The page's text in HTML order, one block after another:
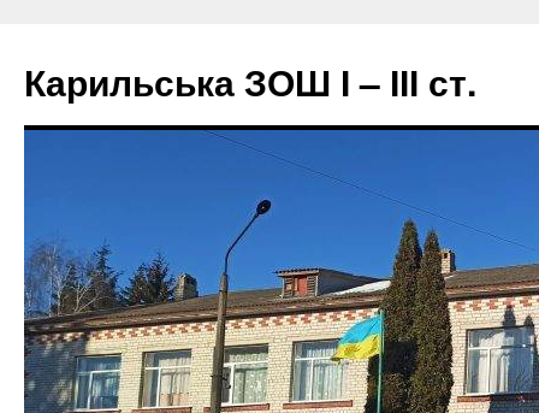
вмісту
Карильська ЗОШ І – ІІІ ст.